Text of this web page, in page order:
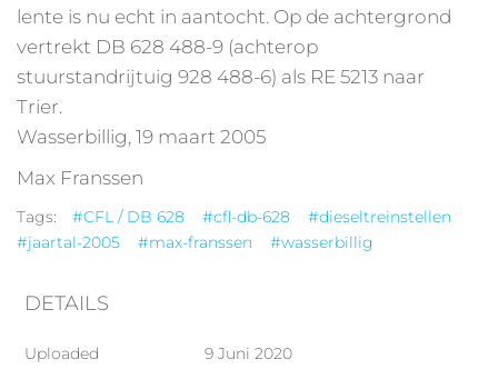
lente is nu echt in aantocht. Op de achtergrond
vertrekt DB 628 488-9 (achterop
stuurstandrijtuig 928 488-6) als RE 5213 naar
Trier.
Wasserbillig, 19 maart 2005
Max Franssen
Tags: #CFL / DB 628 #cfl-db-628
#dieseltreinstellen
#jaartal-2005
#max-franssen #wasserbillig
DETAILS
Uploaded 9 Juni 2020